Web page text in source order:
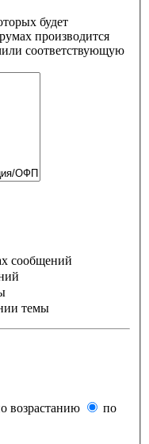
будет
производится
соответствующую
сообщений
темы
возрастанию
по